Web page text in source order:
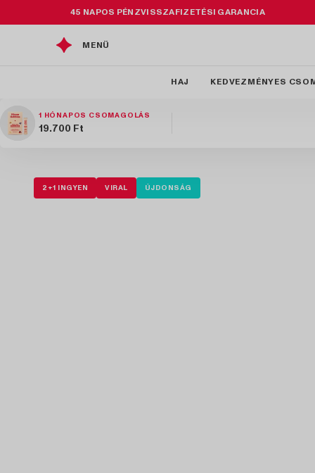
tartalomhoz
45 NAPOS PÉNZVISSZAFIZETÉSI GARANCIA
MENÜ
HAJ KEDVEZMÉNYES
1 HÓNAPOS CSOMAGOLÁS
Normál
19.700 Ft
ugrás a
termékadatokra
2+1 INGYEN VIRAL ÚJDONSÁG